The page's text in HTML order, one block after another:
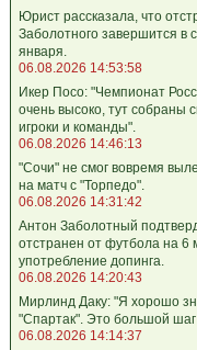
Юрист рассказала, что
Заболотного завершится в
января.
06.08.2026 14:53:58
Икер Посо: "Чемпионат
очень высоко, тут собраны
игроки и команды".
06.08.2026 14:46:13
"Сочи" не смог вовремя
на матч с "Торпедо".
06.08.2026 14:31:42
Антон Заболотный
отстранен от футбола на 6
употребление допинга.
06.08.2026 14:20:43
Мирлинд Даку: "Я хорошо
"Спартак". Это большой
06.08.2026 14:14:37